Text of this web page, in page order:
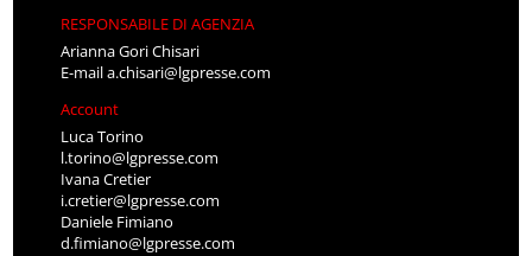
RESPONSABILE DI AGENZIA
Arianna Gori Chisari
E-maila.chisari@lgpresse.com
Account
Luca Torino
l.torino@lgpresse.com
Ivana Cretier
i.cretier@lgpresse.com
Daniele Fimiano
d.fimiano@lgpresse.com